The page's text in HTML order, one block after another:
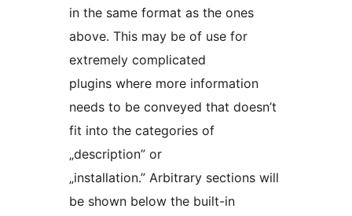
in the same format as the ones
above. This may be of use for
extremely complicated
plugins where more information
needs to be conveyed that doesn’t
fit into the categories of
„description” or
„installation.” Arbitrary sections will
be shown below the built-in